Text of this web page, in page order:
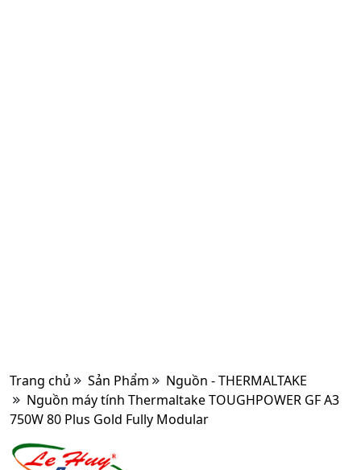
Trang chủ Sản Phẩm
Nguồn - THERMALTAKE
Nguồn máy tính Thermaltake TOUGHPOWER GF A3
750W 80 Plus Gold Fully Modular